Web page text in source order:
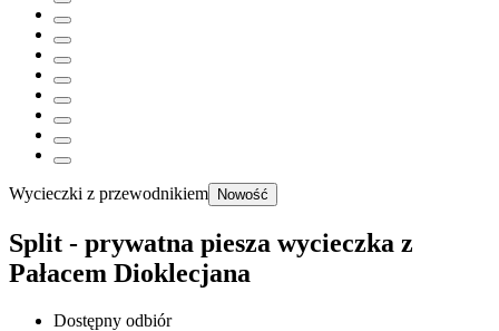
Wycieczki z przewodnikiem Nowość
Split - prywatna piesza wycieczka z
Pałacem Dioklecjana
Dostępny odbiór